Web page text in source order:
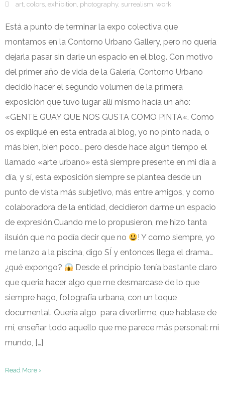
art, colors, exhibition, photography, surrealism, work
Está a punto de terminar la expo colectiva que
montamos en la Contorno Urbano Gallery, pero no quería
dejarla pasar sin darle un espacio en el blog. Con motivo
del primer año de vida de la Galería, Contorno Urbano
decidió hacer el segundo volumen de la primera
exposición que tuvo lugar allí mismo hacía un año:
«GENTE GUAY QUE NOS GUSTA COMO PINTA«. Como
os expliqué en esta entrada al blog, yo no pinto nada, o
más bien, bien poco… pero desde hace algún tiempo el
llamado «arte urbano» está siempre presente en mi día a
día, y sí, esta exposición siempre se plantea desde un
punto de vista más subjetivo, más entre amigos, y como
colaboradora de la entidad, decidieron darme un espacio
de expresión.Cuando me lo propusieron, me hizo tanta
ilsuión que no podía decir que no
! Y como siempre, yo
me lanzo a la piscina, digo SÍ y entonces llega el drama…
¿qué expongo?
Desde el principio tenía bastante claro
que queria hacer algo que me desmarcase de lo que
siempre hago, fotografía urbana, con un toque
documental. Quería algo para divertirme, que hablase de
mí, enseñar todo aquello que me parece más personal: mi
mundo, […]
Read More ›